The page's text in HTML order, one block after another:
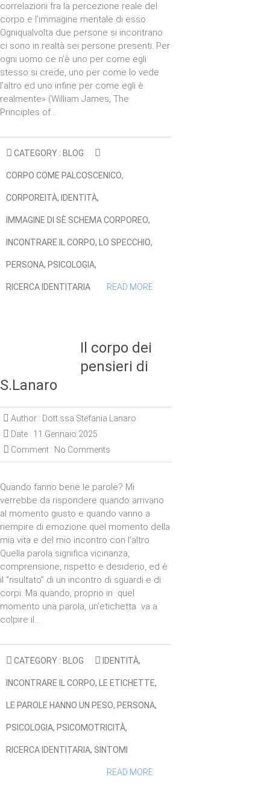
correlazioni fra la percezione reale del
corpo e l’immagine mentale di esso.
Ogniqualvolta due persone si incontrano
ci sono in realtà sei persone presenti. Per
ogni uomo ce n’è uno per come egli
stesso si crede, uno per come lo vede
l’altro ed uno infine per come egli è
realmente» (William James, The
Principles of…
CATEGORY : BLOG
CORPO COME PALCOSCENICO,
CORPOREITÀ, IDENTITÀ,
IMMAGINE DI SÈ SCHEMA CORPOREO,
INCONTRARE IL CORPO, LO SPECCHIO,
PERSONA, PSICOLOGIA,
RICERCA IDENTITARIA READ MORE
Il corpo dei
pensieri di
S.Lanaro
Author : Dott.ssa Stefania Lanaro
Date : 11 Gennaio 2025
Comment : No Comments
Quando fanno bene le parole? Mi
verrebbe da rispondere quando arrivano
al momento giusto e quando vanno a
riempire di emozione quel momento della
mia vita e del mio incontro con l’altro.
Quella parola significa vicinanza,
comprensione, rispetto e desiderio, ed è
il “risultato” di un incontro di sguardi e di
corpi. Ma quando, proprio in quel
momento una parola, un’etichetta va a
colpire il…
CATEGORY : BLOG IDENTITÀ,
INCONTRARE IL CORPO, LE ETICHETTE,
LE PAROLE HANNO UN PESO, PERSONA,
PSICOLOGIA, PSICOMOTRICITÀ,
RICERCA IDENTITARIA, SINTOMI
READ MORE